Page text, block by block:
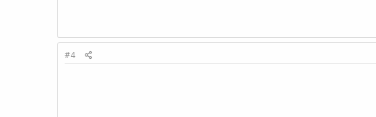
#4